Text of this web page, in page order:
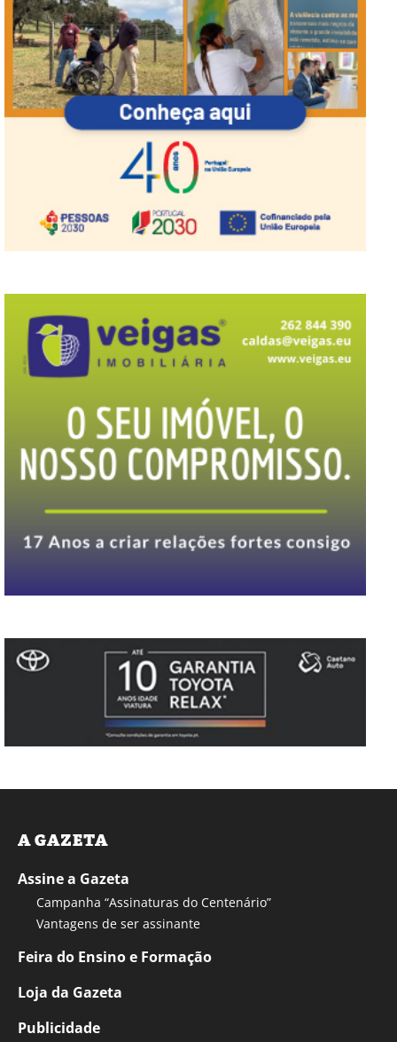
A GAZETA
Assine a Gazeta
Campanha “Assinaturas do Centenário”
Vantagens de ser assinante
Feira do Ensino e Formação
Loja da Gazeta
Publicidade